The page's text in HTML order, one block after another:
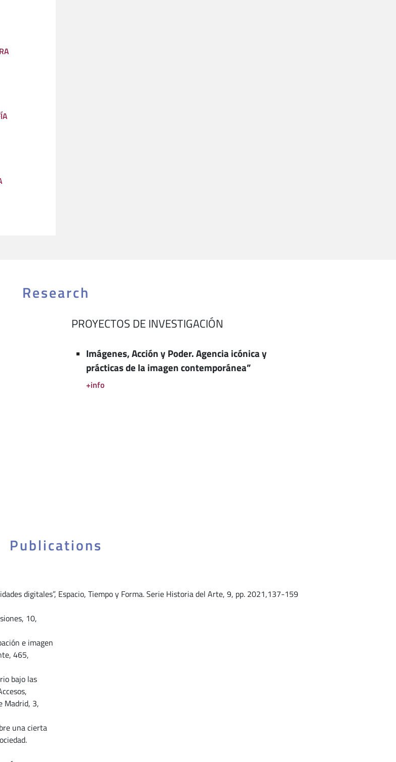
Research
PROYECTOS DE INVESTIGACIÓN
Imágenes, Acción y Poder. Agencia icónica y
prácticas de la imagen contemporánea”
+info
Publications
digitales”, Espacio, Tiempo y Forma. Serie Historia del Arte, 9, pp. 2021,137-159
10,
e imagen
465,
bajo las
Madrid, 3,
una cierta